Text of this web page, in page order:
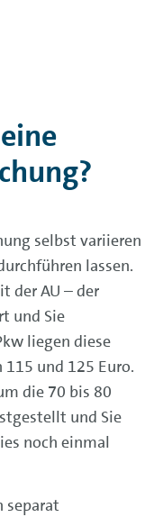
selbst variieren
lassen.
der AU – der
und Sie
liegen diese
und 125 Euro.
die 70 bis 80
und Sie
noch einmal
separat